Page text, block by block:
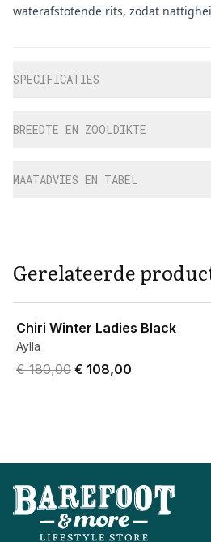
waterafstotende rits, zodat
SPECIFICATIES
BREEDTE EN ZOOLDIKTE
MAATADVIES EN TABEL
Gerelateerde
Chiri Winter Ladies Black
Aylla
Original price was € 180,00.
€ 180,00 Current price is €
€ 108,00